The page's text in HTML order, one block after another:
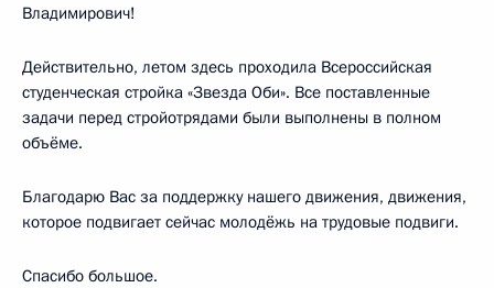
Владимирович!
Действительно, летом здесь проходила Всероссийская
студенческая стройка «Звезда Оби». Все поставленные
задачи перед стройотрядами были выполнены в полном
объёме.
Благодарю Вас за поддержку нашего движения, движения,
которое подвигает сейчас молодёжь на трудовые подвиги.
Спасибо большое.